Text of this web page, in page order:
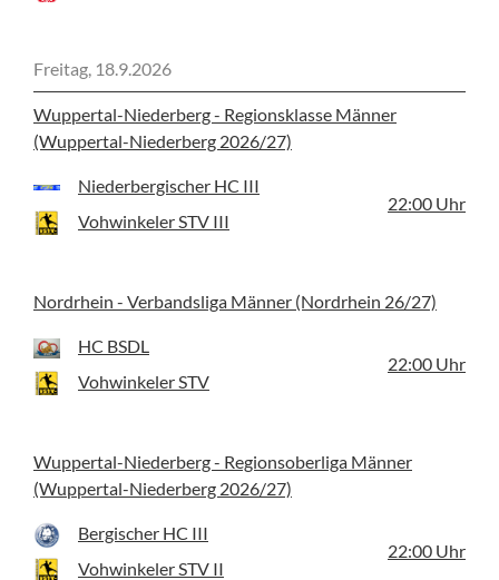
Freitag, 18.9.2026
Wuppertal-Niederberg - Regionsklasse Männer
(Wuppertal-Niederberg 2026/27)
Niederbergischer HC III
Vohwinkeler STV III
22:00 Uhr
Nordrhein - Verbandsliga Männer (Nordrhein 26/27)
HC BSDL
Vohwinkeler STV
22:00 Uhr
Wuppertal-Niederberg - Regionsoberliga Männer
(Wuppertal-Niederberg 2026/27)
Bergischer HC III
Vohwinkeler STV II
22:00 Uhr